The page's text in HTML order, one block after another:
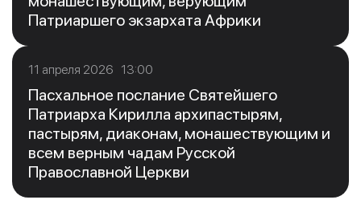
Патриаршего экзархата Африки
11 апреля 2026 13:00
Пасхальное послание Святейшего
Патриарха Кирилла архипастырям,
пастырям, диаконам, монашествующим и
всем верным чадам Русской
Православной Церкви